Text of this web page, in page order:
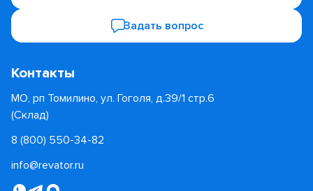
Задать вопрос
Контакты
МО, рп Томилино, ул. Гоголя, д.39/1 стр.6
(Склад)
8 (800) 550-34-82
info@revator.ru